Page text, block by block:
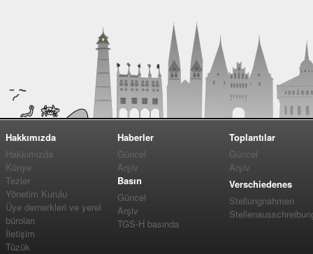
Hakkımızda
Hakkımızda
Künye
Tezler
Yönetim Kurulu
Üye dernerkleri ve yerel
büroları
İletişim
Tüzük
Haberler
Güncel
Arşiv
Basın
Güncel
Arşiv
TGS-H basında
Toplantılar
Güncel
Arşiv
Verschiedenes
Stellungnahmen